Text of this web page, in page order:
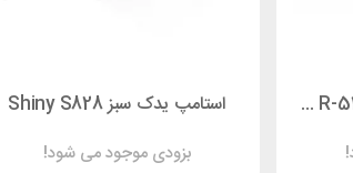
استامپ یدک مشکی گرد Shiny R-532 استامپ یدک سبز Shiny S828
بزودی موجود می شود!